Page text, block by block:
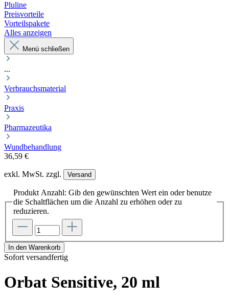
Pluline
Preisvorteile
Vorteilspakete
Alles anzeigen
Menü schließen
...
Verbrauchsmaterial
Praxis
Pharmazeutika
Wundbehandlung
36,59 €
exkl. MwSt. zzgl. Versand
Produkt Anzahl: Gib den gewünschten Wert ein oder benutze
die Schaltflächen um die Anzahl zu erhöhen oder zu
reduzieren.
In den Warenkorb
Sofort versandfertig
Orbat Sensitive, 20 ml